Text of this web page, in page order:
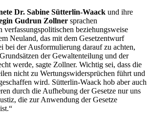
Dr. Sabine Sütterlin-Waack und ihre
Gudrun Zollner sprachen
verfassungspolitischen beziehungsweise
Neuland, das mit dem Gesetzentwurf
bei der Ausformulierung darauf zu achten,
der Gewaltenteilung und der
werde, sagte Zollner. Wichtig sei, dass die
nicht zu Wertungswidersprüchen führt und
wird. Sütterlin-Waack hob aber auch
durch die Aufhebung der Gesetze nur uns
die zur Anwendung der Gesetze